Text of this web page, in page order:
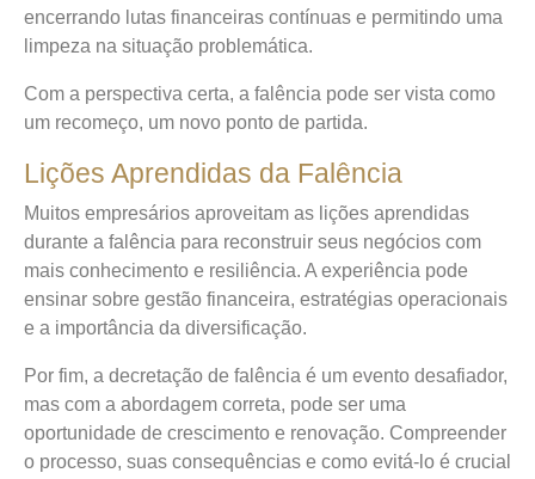
encerrando lutas financeiras contínuas e permitindo uma
limpeza na situação problemática.
Com a perspectiva certa, a falência pode ser vista como
um recomeço, um novo ponto de partida.
Lições Aprendidas da Falência
Muitos empresários aproveitam as lições aprendidas
durante a falência para reconstruir seus negócios com
mais conhecimento e resiliência. A experiência pode
ensinar sobre gestão financeira, estratégias operacionais
e a importância da diversificação.
Por fim, a decretação de falência é um evento desafiador,
mas com a abordagem correta, pode ser uma
oportunidade de crescimento e renovação. Compreender
o processo, suas consequências e como evitá-lo é crucial